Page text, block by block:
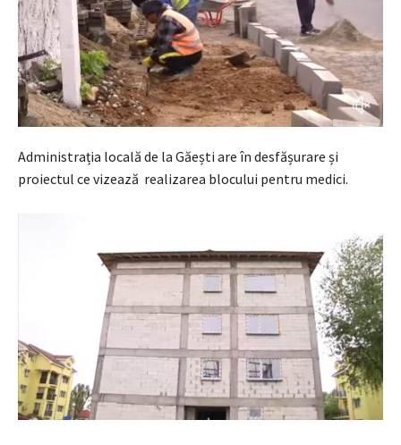
Administrația locală de la Găești are în desfășurare și
proiectul ce vizează realizarea blocului pentru medici.